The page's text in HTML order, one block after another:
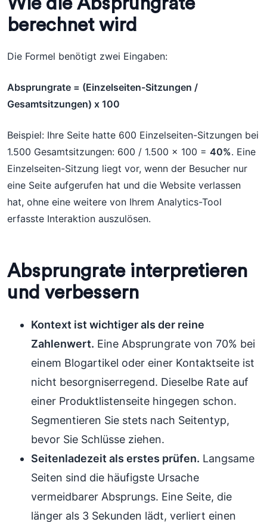
berechnet wird
Die Formel benötigt zwei Eingaben:
Absprungrate = (Einzelseiten-Sitzungen /
Gesamtsitzungen) x 100
Beispiel: Ihre Seite hatte 600 Einzelseiten-Sitzungen bei
1.500 Gesamtsitzungen: 600 / 1.500 x 100 = 40%. Eine
Einzelseiten-Sitzung liegt vor, wenn der Besucher nur
eine Seite aufgerufen hat und die Website verlassen
hat, ohne eine weitere von Ihrem Analytics-Tool
erfasste Interaktion auszulösen.
Absprungrate interpretieren
und verbessern
Kontext ist wichtiger als der reine
Zahlenwert. Eine Absprungrate von 70% bei
einem Blogartikel oder einer Kontaktseite ist
nicht besorgniserregend. Dieselbe Rate auf
einer Produktlistenseite hingegen schon.
Segmentieren Sie stets nach Seitentyp,
bevor Sie Schlüsse ziehen.
Seitenladezeit als erstes prüfen. Langsame
Seiten sind die häufigste Ursache
vermeidbarer Absprungs. Eine Seite, die
länger als 3 Sekunden lädt, verliert einen